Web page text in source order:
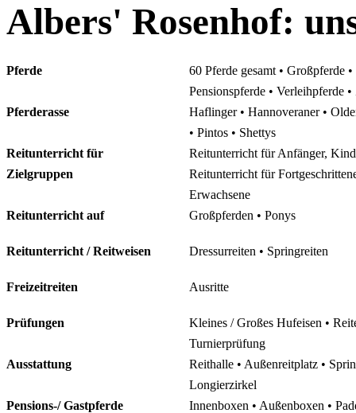
Albers' Rosenhof:
Pferde
60 Pferde gesamt • Großpferde
Pensionspferde • Verleihpferde
Pferderasse
Haflinger • Hannoveraner •
• Pintos • Shettys
Reitunterricht für
Zielgruppen
Reitunterricht für Anfänger,
Reitunterricht für
Erwachsene
Reitunterricht auf
Großpferden • Ponys
Reitunterricht / Reitweisen Dressurreiten • Springreiten
Freizeitreiten Ausritte
Prüfungen
Kleines / Großes Hufeisen •
Turnierprüfung
Ausstattung
Reithalle • Außenreitplatz •
Longierzirkel
Pensions-/ Gastpferde
Innenboxen • Außenboxen •